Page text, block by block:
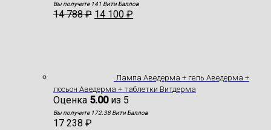
Вы получите 141 Вити Баллов
14 788₽ 14 100 ₽
Лампа Аведерма + гель Аведерма +
лосьон Аведерма + таблетки Витдерма
Оценка 5.00из 5
Вы получите 172.38 Вити Баллов
17 238 ₽